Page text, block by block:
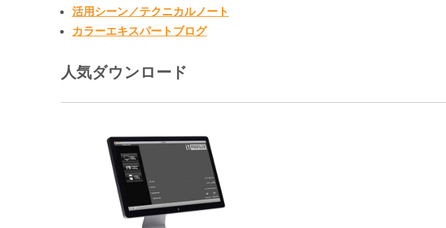
活用シーン／テクニカルノート
カラーエキスパートブログ
人気ダウンロード